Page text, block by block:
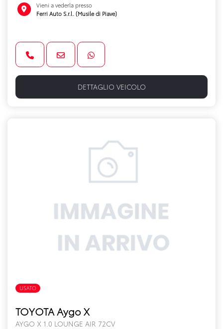
Vieni a vederla presso
Ferri Auto S.r.l. (Musile di Piave)
DETTAGLIO VEICOLO
USATO
TOYOTA Aygo X
AYGO X 1.0 LOUNGE AIR 72CV